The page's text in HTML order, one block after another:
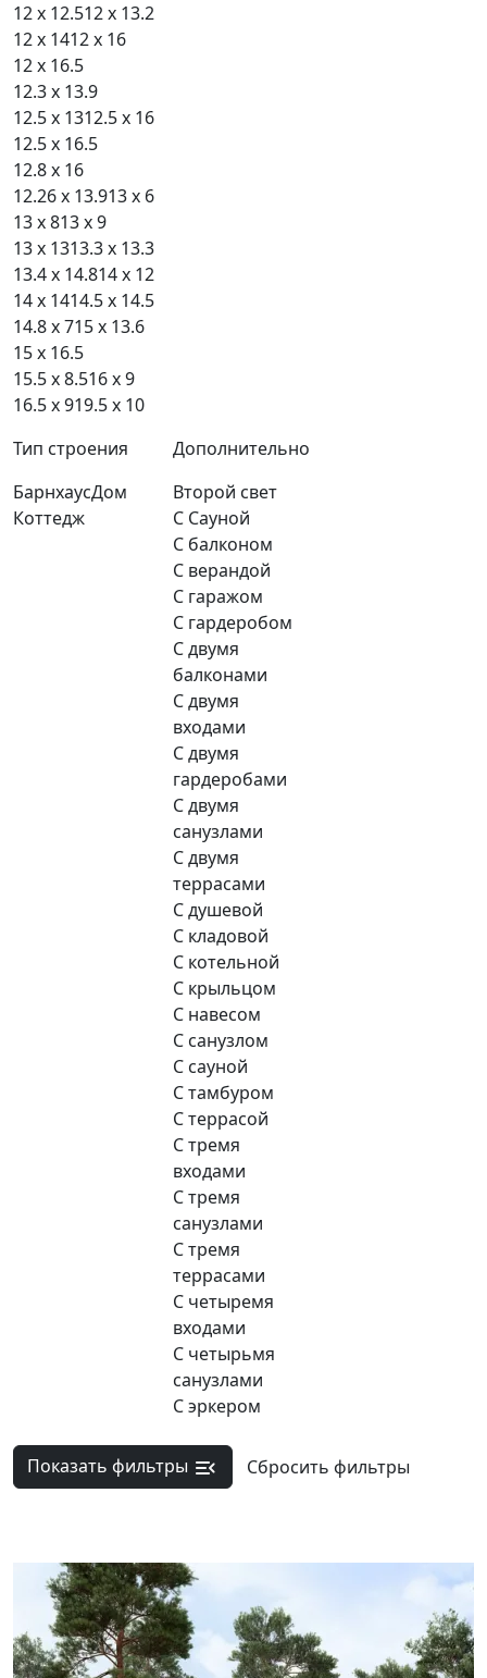
12 x 12.512 x 13.2
12 x 1412 x 16
12 x 16.5
12.3 x 13.9
12.5 x 1312.5 x 16
12.5 x 16.5
12.8 x 16
12.26 x 13.913 x 6
13 x 813 x 9
13 x 1313.3 x 13.3
13.4 x 14.814 x 12
14 x 1414.5 x 14.5
14.8 x 715 x 13.6
15 x 16.5
15.5 x 8.516 x 9
16.5 x 919.5 x 10
Тип строения
БарнхаусДом
Коттедж
Дополнительно
Второй свет
С Сауной
С балконом
С верандой
С гаражом
С гардеробом
С двумя
балконами
С двумя
входами
С двумя
гардеробами
С двумя
санузлами
С двумя
террасами
С душевой
С кладовой
С котельной
С крыльцом
С навесом
С санузлом
С сауной
С тамбуром
С террасой
С тремя
входами
С тремя
санузлами
С тремя
террасами
С четыремя
входами
С четырьмя
санузлами
С эркером
Показать фильтры Сбросить фильтры